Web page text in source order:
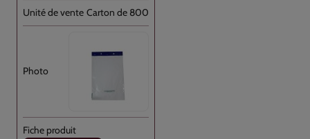
Carton de 800